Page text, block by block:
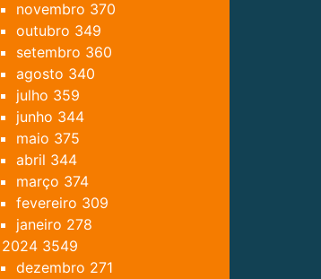
novembro 370
outubro 349
setembro 360
agosto 340
julho 359
junho 344
maio 375
abril 344
março 374
fevereiro 309
janeiro 278
2024 3549
dezembro 271